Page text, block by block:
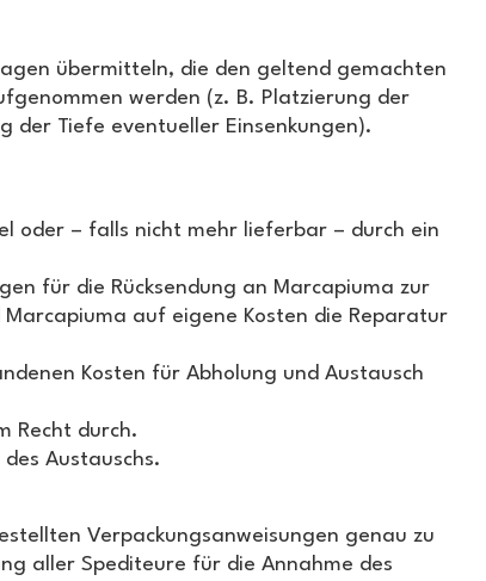
übermitteln, die den geltend gemachten
werden (z. B. Platzierung der
der Tiefe eventueller Einsenkungen).
oder – falls nicht mehr lieferbar – durch ein
für die Rücksendung an Marcapiuma zur
auf eigene Kosten die Reparatur
Kosten für Abholung und Austausch
Recht durch.
Austauschs.
Verpackungsanweisungen genau zu
aller Spediteure für die Annahme des